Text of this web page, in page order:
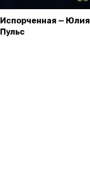
Испорченная — Юлия
Пульс